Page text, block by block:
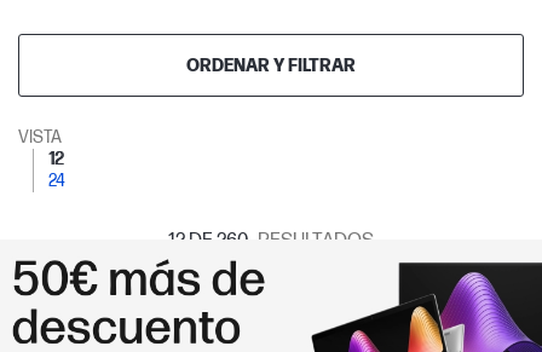
ORDENAR Y FILTRAR
VISTA
12
24
12 DE 260 RESULTADOS